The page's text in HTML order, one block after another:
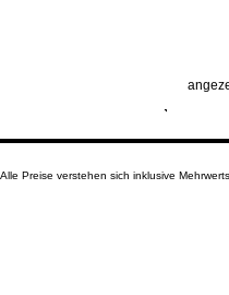
Alle Preise verstehen sich inklusive